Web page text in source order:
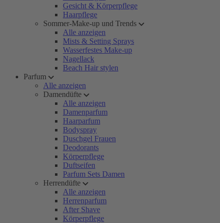
Gesicht & Körperpflege
Haarpflege
Sommer-Make-up und Trends
Alle anzeigen
Mists & Setting Sprays
Wasserfestes Make-up
Nagellack
Beach Hair stylen
Parfum
Alle anzeigen
Damendüfte
Alle anzeigen
Damenparfum
Haarparfum
Bodyspray
Duschgel Frauen
Deodorants
Körperpflege
Duftseifen
Parfum Sets Damen
Herrendüfte
Alle anzeigen
Herrenparfum
After Shave
Körperpflege